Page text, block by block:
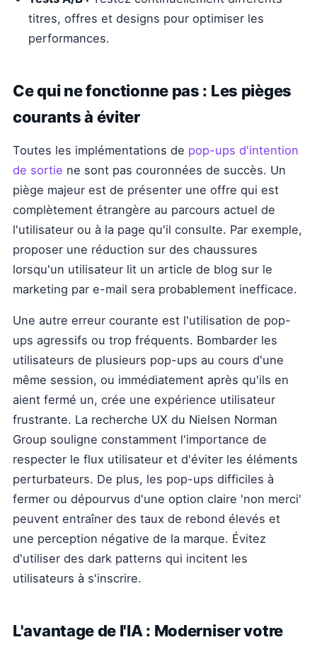
titres, offres et designs pour optimiser les
performances.
Ce qui ne fonctionne pas : Les pièges
courants à éviter
Toutes les implémentations de pop-ups d'intention
de sortie ne sont pas couronnées de succès. Un
piège majeur est de présenter une offre qui est
complètement étrangère au parcours actuel de
l'utilisateur ou à la page qu'il consulte. Par exemple,
proposer une réduction sur des chaussures
lorsqu'un utilisateur lit un article de blog sur le
marketing par e-mail sera probablement inefficace.
Une autre erreur courante est l'utilisation de pop-
ups agressifs ou trop fréquents. Bombarder les
utilisateurs de plusieurs pop-ups au cours d'une
même session, ou immédiatement après qu'ils en
aient fermé un, crée une expérience utilisateur
frustrante. La recherche UX du Nielsen Norman
Group souligne constamment l'importance de
respecter le flux utilisateur et d'éviter les éléments
perturbateurs. De plus, les pop-ups difficiles à
fermer ou dépourvus d'une option claire 'non merci'
peuvent entraîner des taux de rebond élevés et
une perception négative de la marque. Évitez
d'utiliser des dark patterns qui incitent les
utilisateurs à s'inscrire.
L'avantage de l'IA : Moderniser votre